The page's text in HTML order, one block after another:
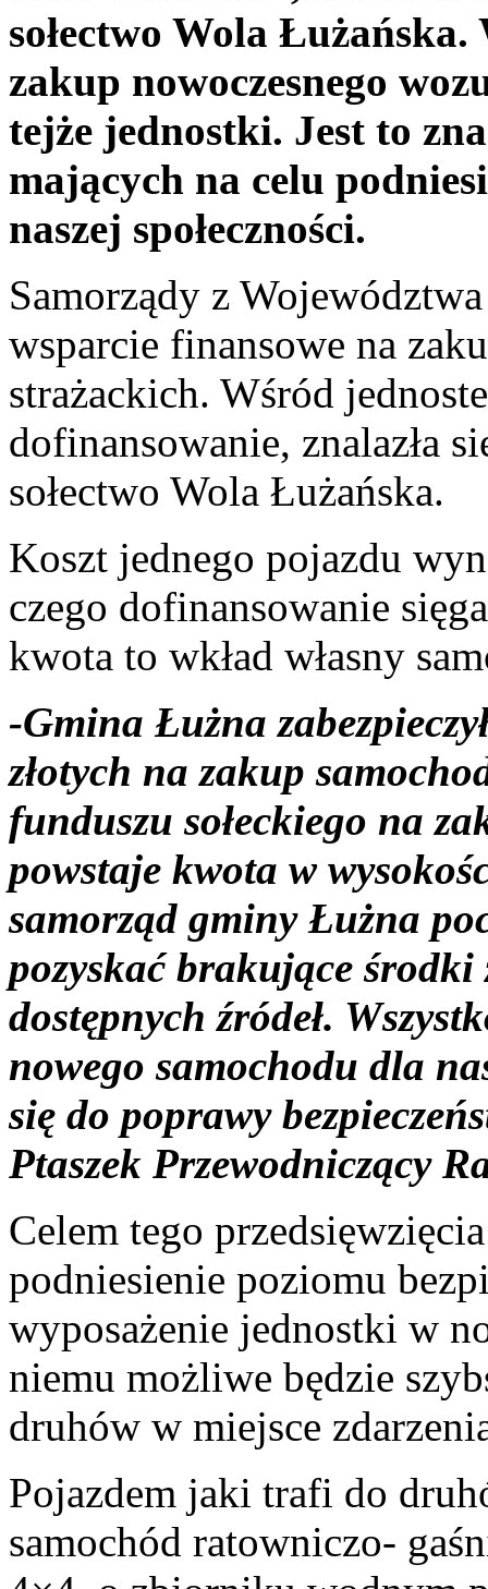
sołectwo Wola
zakup nowoczesnego
tejże jednostki. Jest to
mających na celu
naszej społeczności.
Samorządy z
wsparcie finansowe na
strażackich. Wśród
dofinansowanie, znalazła
sołectwo Wola Łużańska.
Koszt jednego pojazdu
czego dofinansowanie
kwota to wkład własny
-Gmina Łużna
złotych na zakup
funduszu sołeckiego na
powstaje kwota w
samorząd gminy Łużna
pozyskać brakujące
dostępnych źródeł.
nowego samochodu dla
się do poprawy
Ptaszek Przewodniczący
Celem tego
podniesienie poziomu
wyposażenie jednostki w
niemu możliwe będzie
druhów w miejsce
Pojazdem jaki trafi do
samochód ratowniczo-